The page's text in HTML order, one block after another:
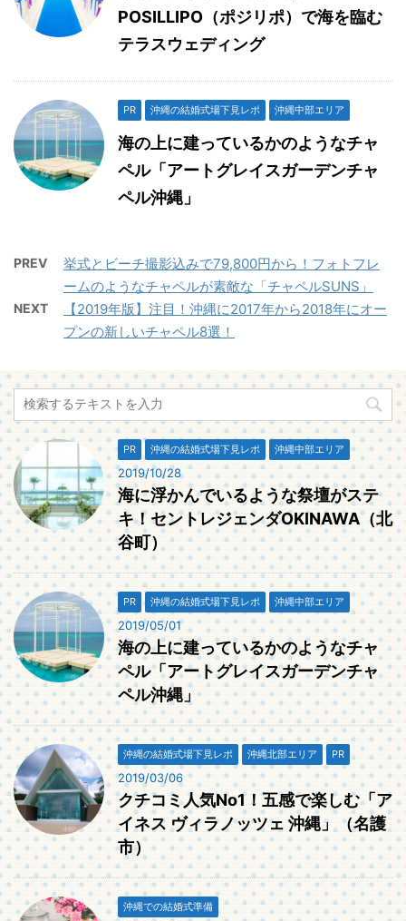
POSILLIPO（ポジリポ）で海を臨む
テラスウェディング
PR 沖縄の結婚式場下見レポ 沖縄中部エリア
海の上に建っているかのようなチャ
ペル「アートグレイスガーデンチャ
ペル沖縄」
PREV
挙式とビーチ撮影込みで79,800円から！フォトフレ
ームのようなチャペルが素敵な「チャペルSUNS」
NEXT
【2019年版】注目！沖縄に2017年から2018年にオー
プンの新しいチャペル8選！
PR 沖縄の結婚式場下見レポ 沖縄中部エリア
2019/10/28
海に浮かんでいるような祭壇がステ
キ！セントレジェンダOKINAWA（北
谷町）
PR 沖縄の結婚式場下見レポ 沖縄中部エリア
2019/05/01
海の上に建っているかのようなチャ
ペル「アートグレイスガーデンチャ
ペル沖縄」
沖縄の結婚式場下見レポ 沖縄北部エリア PR
2019/03/06
クチコミ人気No1！五感で楽しむ「ア
イネス ヴィラノッツェ 沖縄」（名護
市）
沖縄での結婚式準備